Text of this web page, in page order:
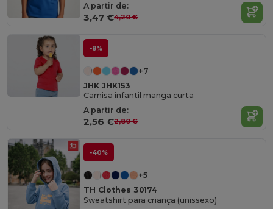
A partir de:
3,47 €4,20 €
-8%
+7
JHK JHK153
Camisa infantil manga curta
A partir de:
2,56 €2,80 €
-40%
+5
TH Clothes 30174
Sweatshirt para criança (unissexo)